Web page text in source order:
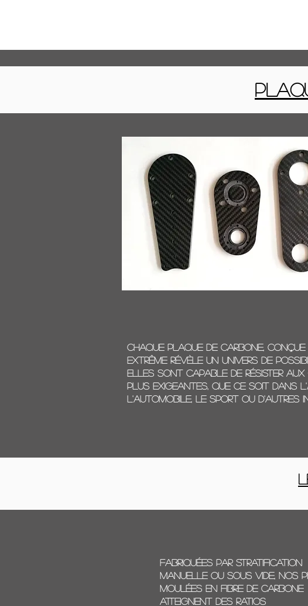
Chaque plaque de carbone, conçue
extrême révèle un univers de
Elles sont capable de résister
plus exigeantes, que ce soit dans
l'automobile, le sport ou d'autres
Fabriquées par stratification
manuelle ou sous vide, nos
moulées en fibre de carbone
atteignent des ratios